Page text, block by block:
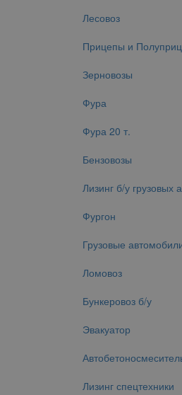
Лесовоз
Прицепы и
Зерновозы
Фура
Фура 20 т.
Бензовозы
Лизинг б/у грузовых
Фургон
Грузовые
Ломовоз
Бункеровоз б/у
Эвакуатор
Лизинг спецтехники